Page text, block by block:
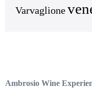
Varvaglione
Ambrosio Wine